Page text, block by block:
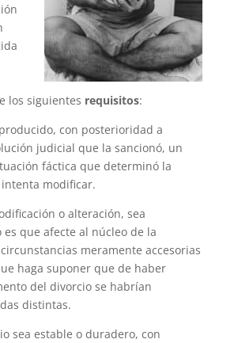
los siguientes requisitos:
con posterioridad a
judicial que la sancionó, un
fáctica que determinó la
modificar.
o alteración, sea
es que afecte al núcleo de la
meramente accesorias
haga suponer que de haber
del divorcio se habrían
distintas.
sea estable o duradero, con